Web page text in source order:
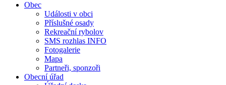
Obec
Události v obci
Příslušné osady
Rekreační rybolov
SMS rozhlas INFO
Fotogalerie
Mapa
Partneři, sponzoři
Obecní úřad